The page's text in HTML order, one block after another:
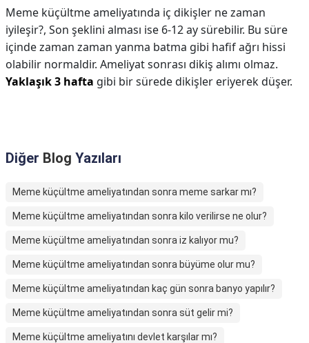
Meme küçültme ameliyatında iç dikişler ne zaman
iyileşir?, Son şeklini alması ise 6-12 ay sürebilir. Bu süre
içinde zaman zaman yanma batma gibi hafif ağrı hissi
olabilir normaldir. Ameliyat sonrası dikiş alımı olmaz.
Yaklaşık 3 hafta gibi bir sürede dikişler eriyerek düşer.
Diğer Blog Yazıları
Meme küçültme ameliyatından sonra meme sarkar mı?
Meme küçültme ameliyatından sonra kilo verilirse ne olur?
Meme küçültme ameliyatından sonra iz kalıyor mu?
Meme küçültme ameliyatından sonra büyüme olur mu?
Meme küçültme ameliyatından kaç gün sonra banyo yapılır?
Meme küçültme ameliyatından sonra süt gelir mi?
Meme küçültme ameliyatını devlet karşılar mı?